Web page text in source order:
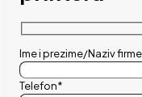
Ime i prezime/Naziv
Telefon*